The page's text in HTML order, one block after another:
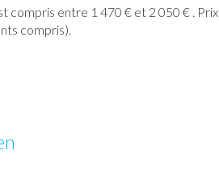
compris entre 1 470 € et 2 050 € . Prix
compris).